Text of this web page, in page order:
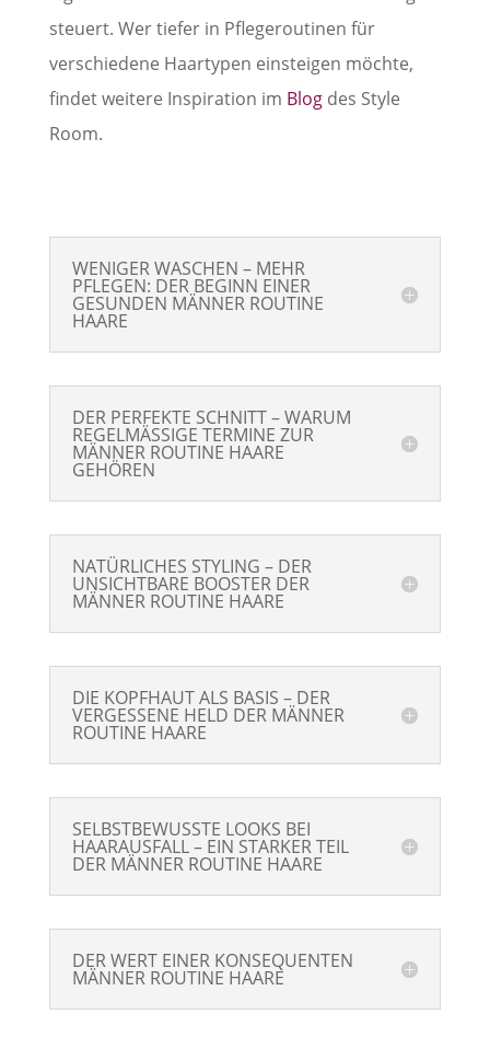
steuert. Wer tiefer in Pflegeroutinen für
verschiedene Haartypen einsteigen möchte,
findet weitere Inspiration im Blogdes Style
Room.
WENIGER WASCHEN – MEHR
PFLEGEN: DER BEGINN EINER
GESUNDEN MÄNNER ROUTINE
HAARE
DER PERFEKTE SCHNITT – WARUM
REGELMÄSSIGE TERMINE ZUR
MÄNNER ROUTINE HAARE
GEHÖREN
NATÜRLICHES STYLING – DER
UNSICHTBARE BOOSTER DER
MÄNNER ROUTINE HAARE
DIE KOPFHAUT ALS BASIS – DER
VERGESSENE HELD DER MÄNNER
ROUTINE HAARE
SELBSTBEWUSSTE LOOKS BEI
HAARAUSFALL – EIN STARKER TEIL
DER MÄNNER ROUTINE HAARE
DER WERT EINER KONSEQUENTEN
MÄNNER ROUTINE HAARE